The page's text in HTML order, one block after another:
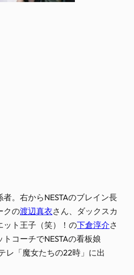
。右からNESTAのブレイン長
クの渡辺真衣さん、ダックスカ
ット王子（笑）！の下倉淳介さ
コーチでNESTAの看板娘
レ「魔女たちの22時」に出